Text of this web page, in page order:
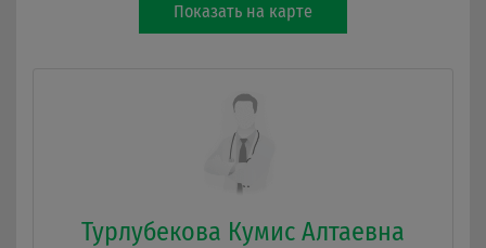
Турлубекова Кумис Алтаевна
Показать на карте